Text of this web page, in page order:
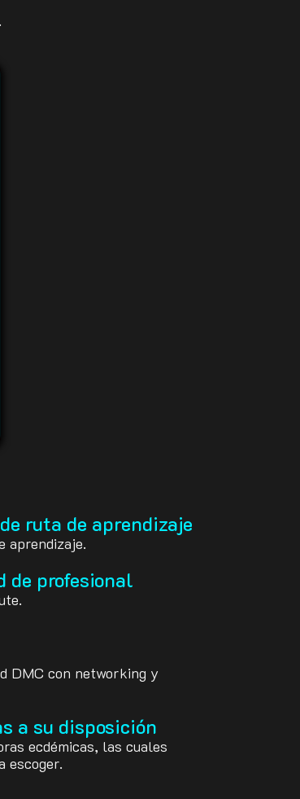
ruta de aprendizaje
aprendizaje.
de profesional
DMC con networking y
a su disposición
ecdémicas, las cuales
escoger.